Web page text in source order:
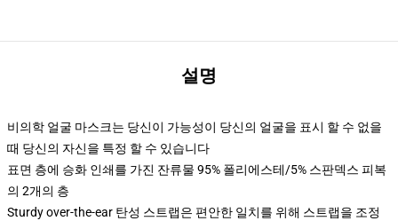
설명
비의학 얼굴 마스크는 당신이 가능성이 당신의 얼굴을 표시 할 수 없을
때 당신의 자신을 특정 할 수 있습니다
표면 층에 승화 인쇄를 가진 잔류물 95% 폴리에스테/5% 스판덱스 피복
의 2개의 층
Sturdy over-the-ear 탄성 스트랩은 편안한 일치를 위해 스트랩을 조정